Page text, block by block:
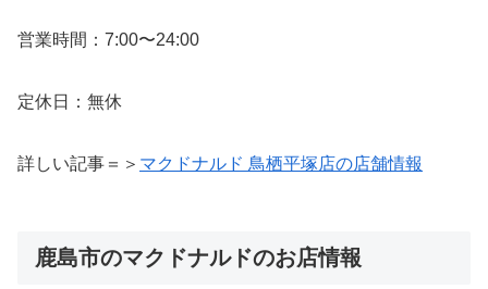
営業時間：7:00〜24:00
定休日：無休
詳しい記事＝＞ マクドナルド 鳥栖平塚店の店舗情報
鹿島市のマクドナルドのお店情報